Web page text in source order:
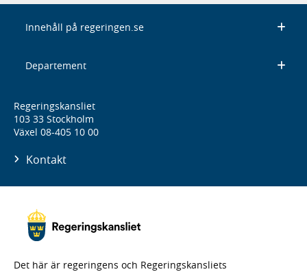
Innehåll på regeringen.se
Departement
Regeringskansliet
103 33 Stockholm
Växel 08-405 10 00
Kontakt
Det här är regeringens och Regeringskansliets